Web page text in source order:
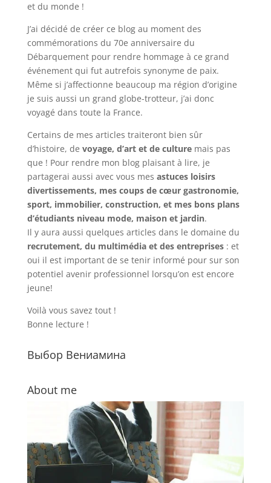
et du monde !
J’ai décidé de créer ce blog au moment des
commémorations du 70e anniversaire du
Débarquement pour rendre hommage à ce grand
événement qui fut autrefois synonyme de paix.
Même si j’affectionne beaucoup ma région d’origine
je suis aussi un grand globe-trotteur, j’ai donc
voyagé dans toute la France.
Certains de mes articles traiteront bien sûr
d’histoire, de voyage, d’art et de culturemais pas
que ! Pour rendre mon blog plaisant à lire, je
partagerai aussi avec vous mes astuces loisirs
divertissements, mes coups de cœur gastronomie,
sport, immobilier, construction, et mes bons plans
d’étudiants niveau mode, maison et jardin.
Il y aura aussi quelques articles dans le domaine du
recrutement, du multimédia et des entreprises: et
oui il est important de se tenir informé pour sur son
potentiel avenir professionnel lorsqu’on est encore
jeune!
Voilà vous savez tout !
Bonne lecture !
Выбор Вениамина
About me